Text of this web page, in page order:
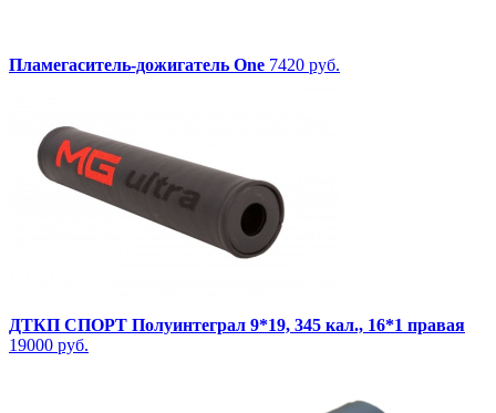
Пламегаситель-дожигатель One 7420 руб.
ДТКП СПОРТ Полуинтеграл 9*19, 345 кал., 16*1 правая
19000 руб.